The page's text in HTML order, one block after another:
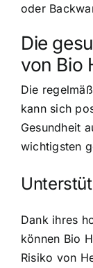
oder
Die
von Bio
Die
kann sich
Gesundheit
wichtigsten
Dank ihres
können Bio
Risiko von